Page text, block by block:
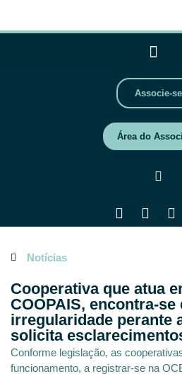
Associe-se
Área do
Notícias
Cooperativa que atua
COOPAIS, encontra-
irregularidade perante
solicita
Conforme legislação, as
funcionamento, a registrar-se na